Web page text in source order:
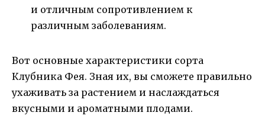
и отличным сопротивлением к
различным заболеваниям.
Вот основные характеристики сорта
Клубника Фея. Зная их, вы сможете правильно
ухаживать за растением и наслаждаться
вкусными и ароматными плодами.